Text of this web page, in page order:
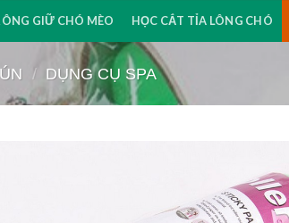
GIỮ CHÓ MÈO HỌC CẮT TỈA LÔNG CHÓ
/ DỤNG CỤ SPA